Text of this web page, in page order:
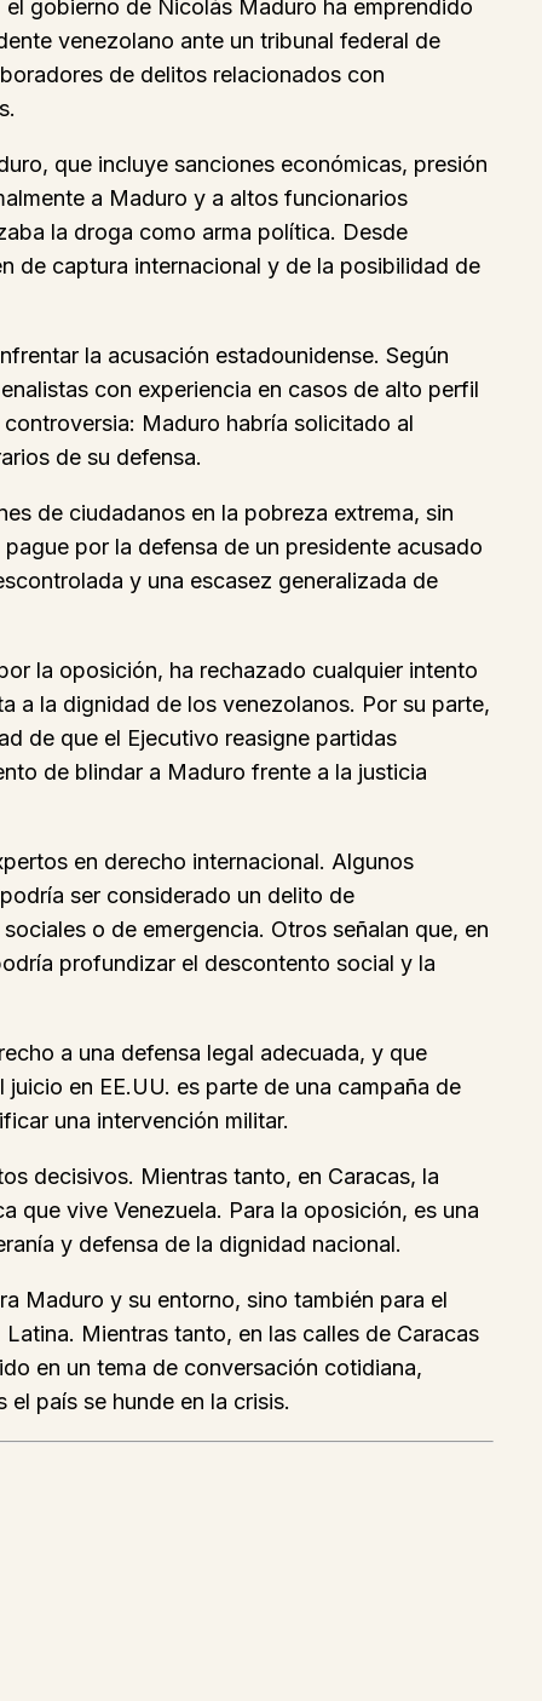
gobierno de Nicolás Maduro ha emprendido
venezolano ante un tribunal federal de
de delitos relacionados con
que incluye sanciones económicas, presión
a Maduro y a altos funcionarios
la droga como arma política. Desde
de captura internacional y de la posibilidad de
la acusación estadounidense. Según
con experiencia en casos de alto perfil
Maduro habría solicitado al
de su defensa.
de ciudadanos en la pobreza extrema, sin
por la defensa de un presidente acusado
y una escasez generalizada de
la oposición, ha rechazado cualquier intento
a la dignidad de los venezolanos. Por su parte,
de que el Ejecutivo reasigne partidas
de blindar a Maduro frente a la justicia
en derecho internacional. Algunos
ser considerado un delito de
o de emergencia. Otros señalan que, en
profundizar el descontento social y la
a una defensa legal adecuada, y que
en EE.UU. es parte de una campaña de
una intervención militar.
decisivos. Mientras tanto, en Caracas, la
vive Venezuela. Para la oposición, es una
y defensa de la dignidad nacional.
Maduro y su entorno, sino también para el
Mientras tanto, en las calles de Caracas
en un tema de conversación cotidiana,
país se hunde en la crisis.